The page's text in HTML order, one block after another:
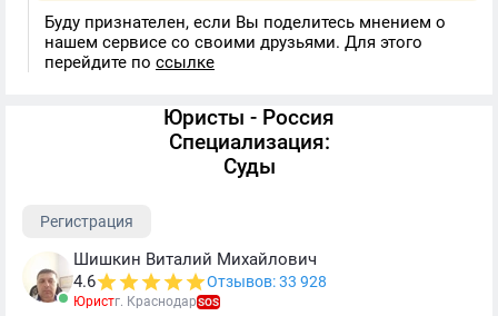
Буду признателен, если Вы поделитесь мнением о
нашем сервисе со своими друзьями. Для этого
перейдите по ссылке
Юристы - Россия
Специализация:
Суды
Регистрация
Шишкин Виталий Михайлович
4.6
Отзывов: 33 928
Юристг. КраснодарSOS